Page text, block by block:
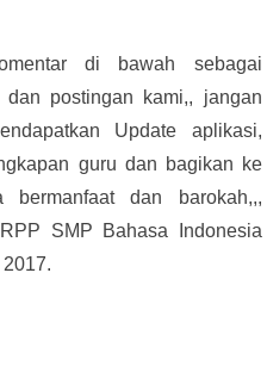
di bawah sebagai
postingan kami,, jangan
Update aplikasi,
guru dan bagikan ke
dan barokah,,,
SMP Bahasa Indonesia